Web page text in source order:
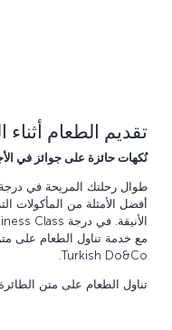
تقديم الطعام أثناء
نُكهات حائزة على جوائز في
أفضل الأمثلة من المأكولات
مع خدمة تناول الطعام على
Turkish Do&Co.
تناول الطعام على متن الطائرة